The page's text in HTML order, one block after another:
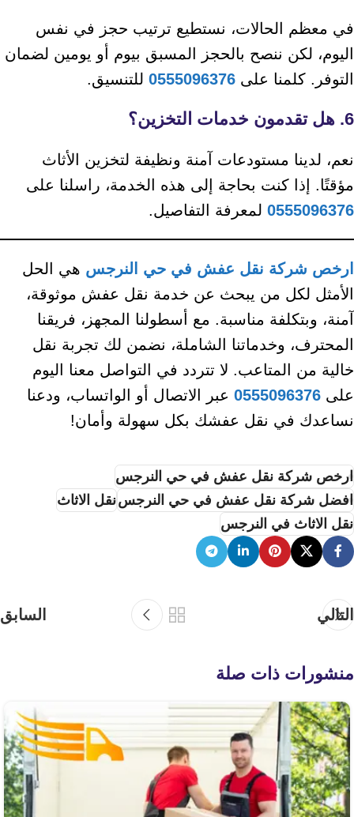
في معظم الحالات، نستطيع ترتيب حجز في نفس
اليوم، لكن ننصح بالحجز المسبق بيوم أو يومين لضمان
التوفر. كلمنا على 0555096376 للتنسيق.
6. هل تقدمون خدمات التخزين؟
نعم، لدينا مستودعات آمنة ونظيفة لتخزين الأثاث
مؤقتًا. إذا كنت بحاجة إلى هذه الخدمة، راسلنا على
0555096376 لمعرفة التفاصيل.
ارخص شركة نقل عفش في حي النرجس هي الحل
الأمثل لكل من يبحث عن خدمة نقل عفش موثوقة،
آمنة، وبتكلفة مناسبة. مع أسطولنا المجهز، فريقنا
المحترف، وخدماتنا الشاملة، نضمن لك تجربة نقل
خالية من المتاعب. لا تتردد في التواصل معنا اليوم
على 0555096376 عبر الاتصال أو الواتساب، ودعنا
نساعدك في نقل عفشك بكل سهولة وأمان!
ارخص شركة نقل عفش في حي النرجس
افضل شركة نقل عفش في حي النرجسنقل الاثاث
نقل الاثاث في النرجس
التالي السابق
منشورات ذات صلة